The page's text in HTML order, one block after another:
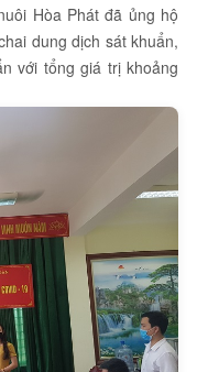
Hòa Phát đã ủng hộ
dung dịch sát khuẩn,
với tổng giá trị khoảng